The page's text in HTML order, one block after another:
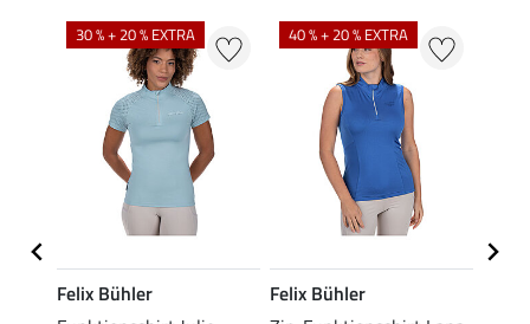
30 % + 20 % EXTRA
Felix Bühler
40 % + 20 % EXTRA
Felix Bühler